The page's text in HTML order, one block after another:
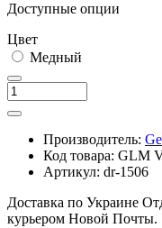
Доступные опции
Цвет
Медный
Производитель:
Код товара: GLM
Артикул: dr-1506
Доставка по Украине
курьером Новой Почты.